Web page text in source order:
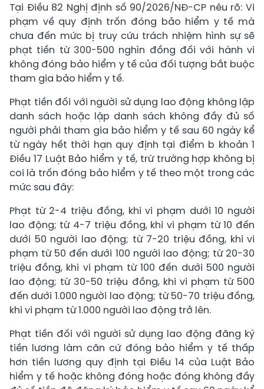
Tại Điều 82 Nghị định số 90/2026/NĐ-CP nêu rõ: Vi
phạm về quy định trốn đóng bảo hiểm y tế mà
chưa đến mức bị truy cứu trách nhiệm hình sự sẽ
phạt tiền từ 300-500 nghìn đồng đối với hành vi
không đóng bảo hiểm y tế của đối tượng bắt buộc
tham gia bảo hiểm y tế.
Phạt tiền đối với người sử dụng lao động không lập
danh sách hoặc lập danh sách không đầy đủ số
người phải tham gia bảo hiểm y tế sau 60 ngày kể
từ ngày hết thời hạn quy định tại điểm b khoản 1
Điều 17 Luật Bảo hiểm y tế, trừ trường hợp không bị
coi là trốn đóng bảo hiểm y tế theo một trong các
mức sau đây:
Phạt từ 2-4 triệu đồng, khi vi phạm dưới 10 người
lao động; từ 4-7 triệu đồng, khi vi phạm từ 10 đến
dưới 50 người lao động; từ 7-20 triệu đồng, khi vi
phạm từ 50 đến dưới 100 người lao động; từ 20-30
triệu đồng, khi vi phạm từ 100 đến dưới 500 người
lao động; từ 30-50 triệu đồng, khi vi phạm từ 500
đến dưới 1.000 người lao động; từ 50-70 triệu đồng,
khi vi phạm từ 1.000 người lao động trở lên.
Phạt tiền đối với người sử dụng lao động đăng ký
tiền lương làm căn cứ đóng bảo hiểm y tế thấp
hơn tiền lương quy định tại Điều 14 của Luật Bảo
hiểm y tế hoặc không đóng hoặc đóng không đầy